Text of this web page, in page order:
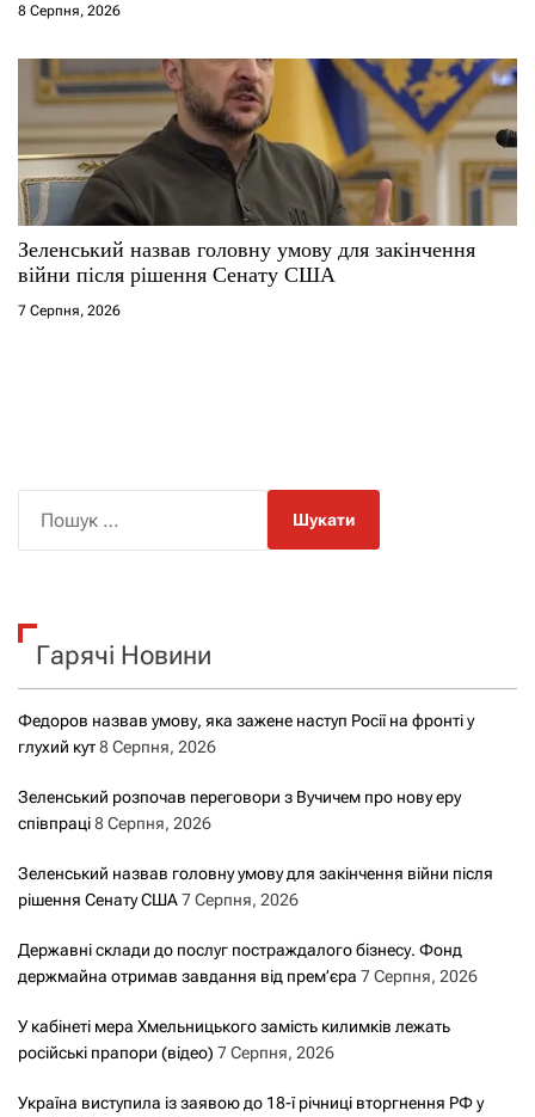
8 Серпня, 2026
Зеленський назвав головну умову для закінчення
війни після рішення Сенату США
7 Серпня, 2026
к
Гарячі Новини
Федоров назвав умову, яка зажене наступ Росії на фронті у
глухий кут8 Серпня, 2026
Зеленський розпочав переговори з Вучичем про нову еру
співпраці8 Серпня, 2026
Зеленський назвав головну умову для закінчення війни після
рішення Сенату США7 Серпня, 2026
Державні склади до послуг постраждалого бізнесу. Фонд
держмайна отримав завдання від прем’єра 7 Серпня, 2026
У кабінеті мера Хмельницького замість килимків лежать
російські прапори (відео) 7 Серпня, 2026
Україна виступила із заявою до 18-ї річниці вторгнення РФ у